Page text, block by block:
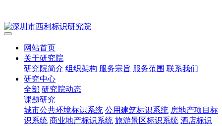
网站首页
关于研究院
研究院简介 组织架构 服务宗旨 服务范围 联系我们
研究中心
全部 研究院动态
课题研究
城市公共环境标识系统 公用建筑标识系统 房地产项目标
识系统 商业地产标识系统 旅游景区标识系统 酒店标识